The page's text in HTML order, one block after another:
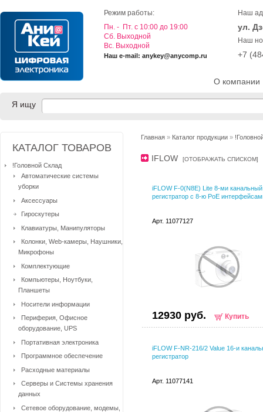
О компании
Режим работы:
Пн. - Пт. с 10:00 до 19:00
Cб. Выходной
Вс. Выходной
Наш e-mail: anykey@anycomp.ru
Наш
ул.
Наш
+7
Я ищу
Главная » Каталог продукции »
IFLOW [ОТОБРАЖАТЬ СПИСКОМ]
iFLOW F-0(N8E) Lite 8-ми
регистратор c 8-ю PoE
Арт. 11077127
12930 руб. Купить
iFLOW F-NR-216/2 Value 16-и
регистратор
Арт. 11077141
КАТАЛОГ ТОВАРОВ
!Головной Склад
Автоматические системы
уборки
Аксессуары
Гироскутеры
Клавиатуры, Манипуляторы
Колонки, Web-камеры, Наушники,
Микрофоны
Комплектующие
Компьютеры, Ноутбуки,
Планшеты
Носители информации
Периферия, Офисное
оборудование, UPS
Портативная электроника
Программное обеспечение
Расходные материалы
Серверы и Системы хранения
данных
Сетевое оборудование, модемы,